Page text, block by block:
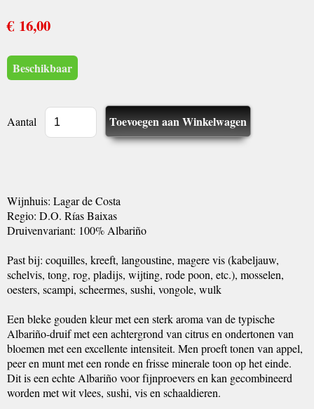
€ 16,00
Beschikbaar
Aantal
Wijnhuis: Lagar de Costa
Regio: D.O. Rías Baixas
Druivenvariant: 100% Albariño
Past bij: coquilles, kreeft, langoustine, magere vis (kabeljauw,
schelvis, tong, rog, pladijs, wijting, rode poon, etc.), mosselen,
oesters, scampi, scheermes, sushi, vongole, wulk
Een bleke gouden kleur met een sterk aroma van de typische
Albariño-druif met een achtergrond van citrus en ondertonen van
bloemen met een excellente intensiteit. Men proeft tonen van appel,
peer en munt met een ronde en frisse minerale toon op het einde.
Dit is een echte Albariño voor fijnproevers en kan gecombineerd
worden met wit vlees, sushi, vis en schaaldieren.